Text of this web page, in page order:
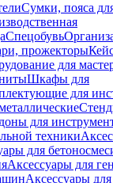
Сумки, пояса
Спецобувь
прожекторы
для
Шкафы для
для
для
техники
для
Аксессуары для
Аксессуары